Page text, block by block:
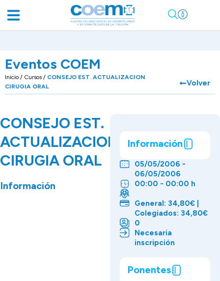
Eventos COEM
Inicio / Cursos / CONSEJO EST. ACTUALIZACION
CIRUGIA ORAL
Volver
CONSEJO EST.
ACTUALIZACION
CIRUGIA ORAL
Información
Información
05/05/2006 -
06/05/2006
00:00 - 00:00 h
General: 34,80€ |
Colegiados: 34,80€
0
Necesaria
inscripción
Ponentes